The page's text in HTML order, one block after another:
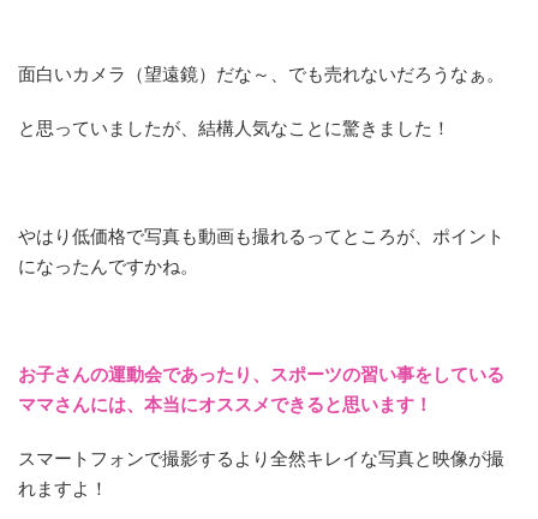
面白いカメラ（望遠鏡）だな～、でも売れないだろうなぁ。
と思っていましたが、結構人気なことに驚きました！
やはり低価格で写真も動画も撮れるってところが、ポイント
になったんですかね。
お子さんの運動会であったり、スポーツの習い事をしている
ママさんには、本当にオススメできると思います！
スマートフォンで撮影するより全然キレイな写真と映像が撮
れますよ！